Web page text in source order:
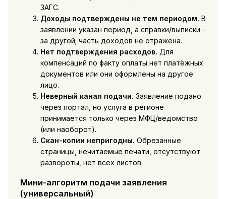
ЗАГС.
Доходы подтверждены не тем периодом. В
заявлении указан период, а справки/выписки -
за другой; часть доходов не отражена.
Нет подтверждения расходов. Для
компенсаций по факту оплаты нет платёжных
документов или они оформлены на другое
лицо.
Неверный канал подачи. Заявление подано
через портал, но услуга в регионе
принимается только через МФЦ/ведомство
(или наоборот).
Скан-копии непригодны. Обрезанные
страницы, нечитаемые печати, отсутствуют
развороты, нет всех листов.
Мини-алгоритм подачи заявления
(универсальный)